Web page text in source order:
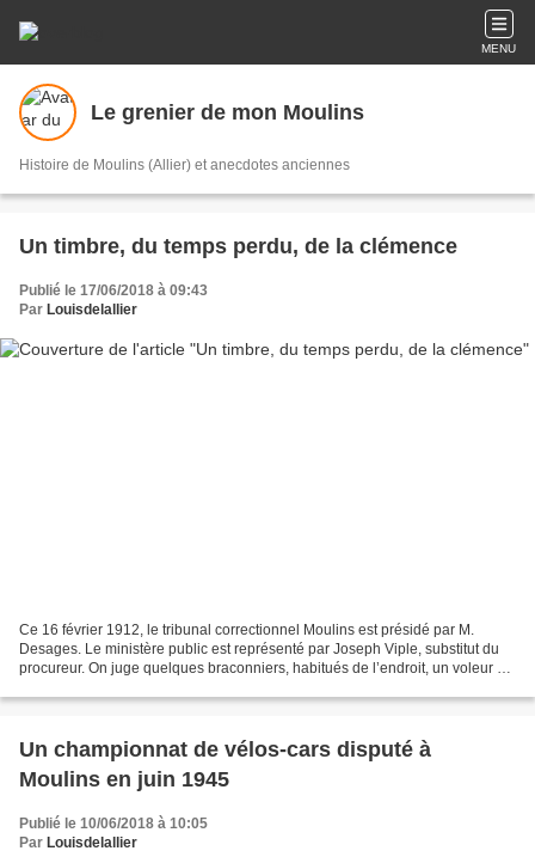
MENU
Le grenier de mon Moulins
Histoire de Moulins (Allier) et anecdotes anciennes
Un timbre, du temps perdu, de la clémence
Publié le 17/06/2018 à 09:43
Par Louisdelallier
Ce 16 février 1912, le tribunal correctionnel Moulins est présidé par M.
Desages. Le ministère public est représenté par Joseph Viple, substitut du
procureur. On juge quelques braconniers, habitués de l’endroit, un voleur de
Un championnat de vélos-cars disputé à
Moulins en juin 1945
Publié le 10/06/2018 à 10:05
Par Louisdelallier